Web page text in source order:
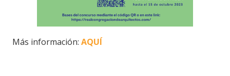
Más información: AQUÍ